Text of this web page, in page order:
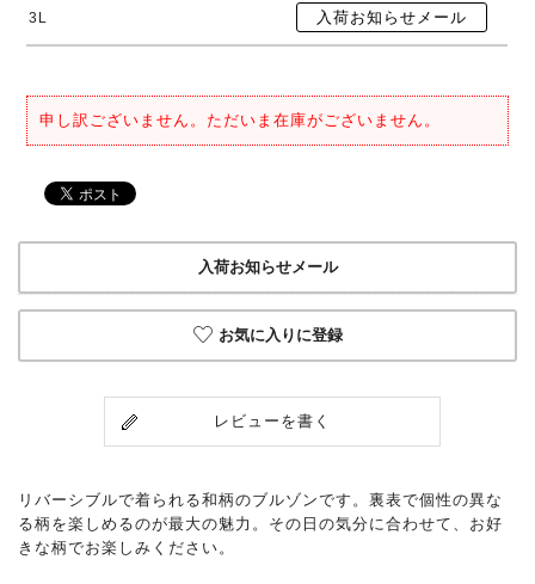
3L
申し訳ございません。ただいま在庫がございません。
入荷お知らせメール
お気に入りに登録
レビューを書く
リバーシブルで着られる和柄のブルゾンです。裏表で個性の異な
る柄を楽しめるのが最大の魅力。その日の気分に合わせて、お好
きな柄でお楽しみください。